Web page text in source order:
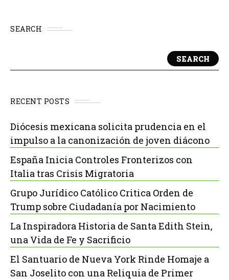
SEARCH
SEARCH
RECENT POSTS
Diócesis mexicana solicita prudencia en el
impulso a la canonización de joven diácono
España Inicia Controles Fronterizos con
Italia tras Crisis Migratoria
Grupo Jurídico Católico Critica Orden de
Trump sobre Ciudadanía por Nacimiento
La Inspiradora Historia de Santa Edith Stein,
una Vida de Fe y Sacrificio
El Santuario de Nueva York Rinde Homaje a
San Joselito con una Reliquia de Primer